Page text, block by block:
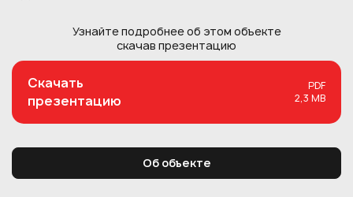
Узнайте подробнее об этом объекте
скачав презентацию
Скачать
презентацию
PDF
2,3 MB
Об объекте